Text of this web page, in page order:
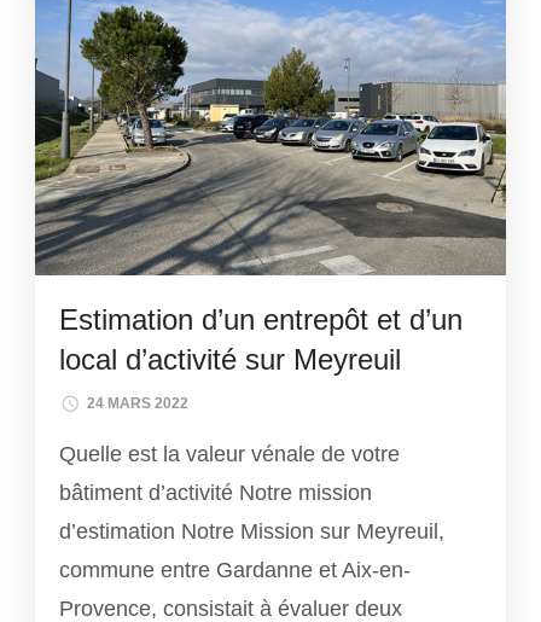
Estimation d’un entrepôt et d’un
local d’activité sur Meyreuil
24 MARS 2022
Quelle est la valeur vénale de votre
bâtiment d’activité Notre mission
d’estimation Notre Mission sur Meyreuil,
commune entre Gardanne et Aix-en-
Provence, consistait à évaluer deux